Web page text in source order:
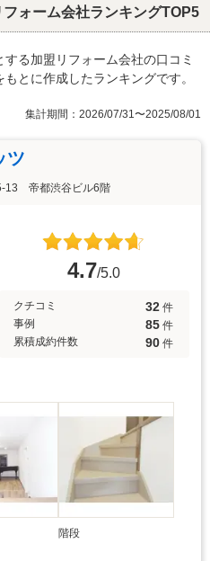
フォーム会社ランキングTOP5
る加盟リフォーム会社の口コミ
とに作成したランキングです。
集計期間：2026/07/31〜2025/08/01
ツ
13 帝都渋谷ビル6階
4.7/5.0
クチコミ 32 件
事例
85 件
累積成約件数
90 件
階段